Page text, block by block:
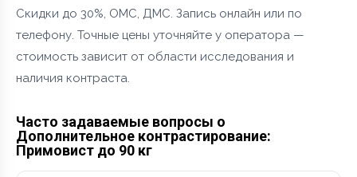
Скидки до 30%, ОМС, ДМС. Запись онлайн или по
телефону. Точные цены уточняйте у оператора —
стоимость зависит от области исследования и
наличия контраста.
Часто задаваемые вопросы о
Дополнительное контрастирование:
Примовист до 90 кг